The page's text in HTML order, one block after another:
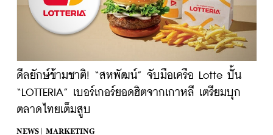
ดีลยักษ์ข้ามชาติ! “สหพัฒน์” จับมือเครือ Lotte ปั้น
“LOTTERIA” เบอร์เกอร์ยอดฮิตจากเกาหลี เตรียมบุก
ตลาดไทยเต็มสูบ
NEWS |
MARKETING